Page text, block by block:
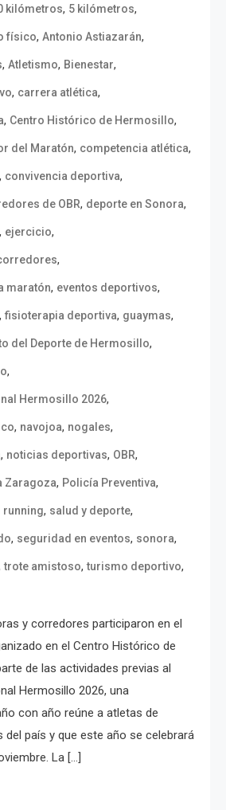
kilómetros, 5 kilómetros,
físico, Antonio Astiazarán,
, Atletismo, Bienestar,
, carrera atlética,
, Centro Histórico de Hermosillo,
del Maratón, competencia atlética,
, convivencia deportiva,
de OBR, deporte en Sonora,
, ejercicio,
,
maratón, eventos deportivos,
, fisioterapia deportiva, guaymas,
del Deporte de Hermosillo,
,
Hermosillo 2026,
, navojoa, nogales,
, noticias deportivas, OBR,
Zaragoza, Policía Preventiva,
running, salud y deporte,
, seguridad en eventos, sonora,
trote amistoso,turismo deportivo,
y corredores participaron en el
en el Centro Histórico de
de las actividades previas al
Hermosillo 2026, una
con año reúne a atletas de
país y que este año se celebrará
La […]